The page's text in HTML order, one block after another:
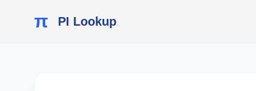
π PI Lookup